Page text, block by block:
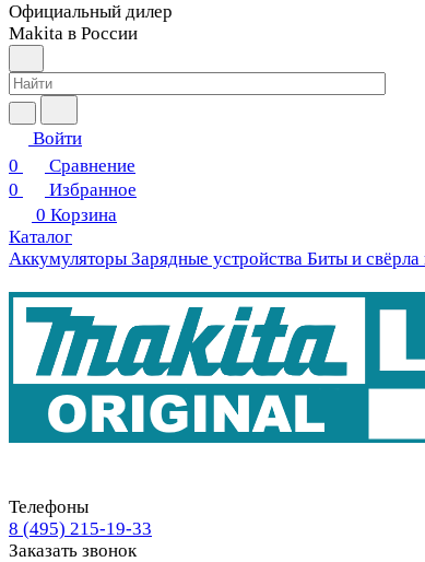
Официальный дилер
Makita в России
Войти
0
Сравнение
0
Избранное
0 Корзина
Каталог
Аккумуляторы Зарядные устройства Биты и свёрла
Телефоны
8 (495) 215-19-33
Заказать звонок